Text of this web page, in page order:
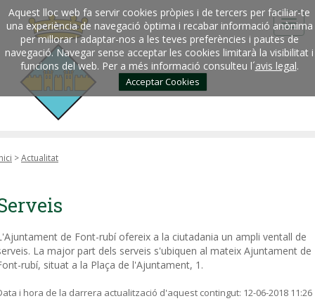
Aquest lloc web fa servir cookies pròpies i de tercers per faciliar-te
una experiència de navegació òptima i recabar informació anònima
per millorar i adaptar-nos a les teves preferències i pautes de
navegació. Navegar sense acceptar les cookies limitarà la visibilitat i
funcions del web. Per a més informació consulteu l´avis legal.
Acceptar Cookies
>Actualitat
de Font-rubí ofereix a la ciutadania un ampli ventall de
La major part dels serveis s'ubiquen al mateix Ajuntament de
rubí, situat a la Plaça de l'Ajuntament, 1.
i hora de la darrera actualització d'aquest contingut: 12-06-2018 11:26